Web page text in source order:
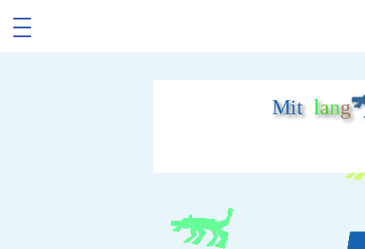
Mitlang